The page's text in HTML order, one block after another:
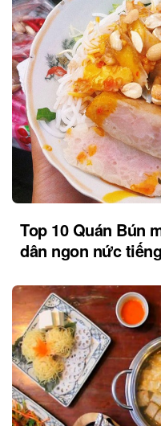
Top 10 Quán Bún
dân ngon nức tiếng